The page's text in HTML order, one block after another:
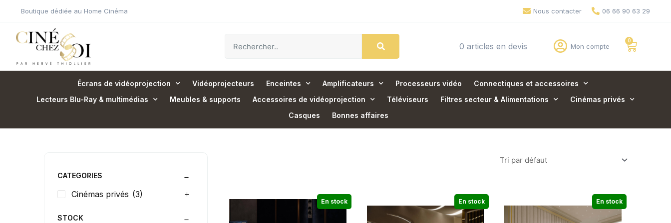
Boutique dédiée au Home Cinéma Nous contacter 06 66 90 63 29
0 articles en devis Mon compte
Écrans de vidéoprojection Vidéoprojecteurs Enceintes Amplificateurs Processeurs vidéo
Connectiques et accessoires
Lecteurs Blu-Ray & multimédias
Meubles & supports Accessoires de vidéoprojection Téléviseurs Filtres secteur & Alimentations
Cinémas privés
Casques
Bonnes affaires
CATEGORIES
Cinémas privés (3)
STOCK
En stock En stock En stock